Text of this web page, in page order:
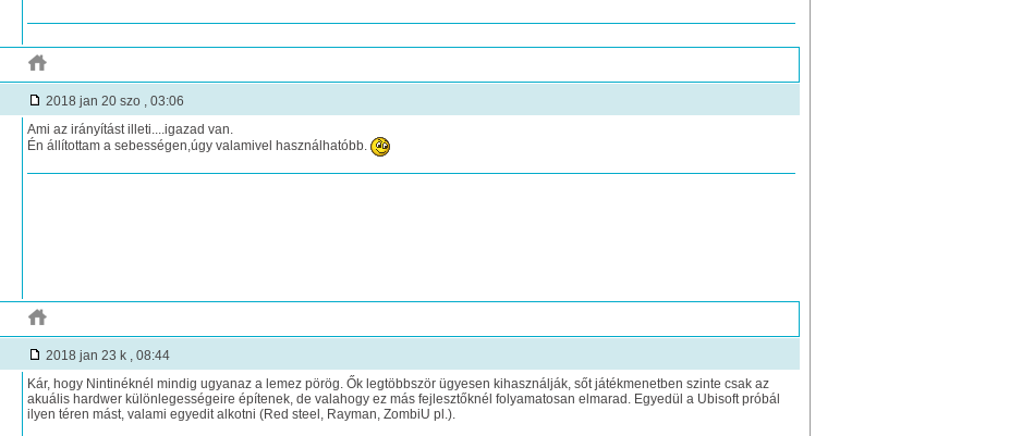
2018 jan 20 szo , 03:06
Ami az irányítást illeti....igazad van.
Én állítottam a sebességen,úgy valamivel használhatóbb.
2018 jan 23 k , 08:44
Kár, hogy Nintinéknél mindig ugyanaz a lemez pörög. Ők legtöbbször ügyesen kihasználják, sőt játékmenetben szinte csak az
akuális hardwer különlegességeire építenek, de valahogy ez más fejlesztőknél folyamatosan elmarad. Egyedül a Ubisoft próbál
ilyen téren mást, valami egyedit alkotni (Red steel, Rayman, ZombiU pl.).